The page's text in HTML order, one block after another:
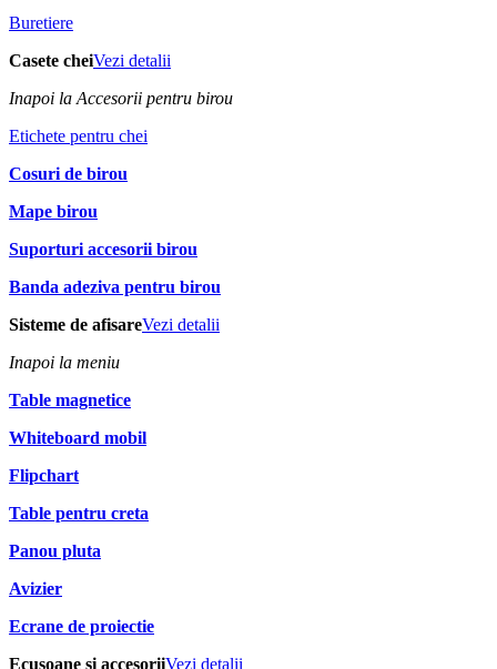
Buretiere
Casete cheiVezi detalii
Inapoi la Accesorii pentru birou
Etichete pentru chei
Cosuri de birou
Mape birou
Suporturi accesorii birou
Banda adeziva pentru birou
Sisteme de afisareVezi detalii
Inapoi la meniu
Table magnetice
Whiteboard mobil
Flipchart
Table pentru creta
Panou pluta
Avizier
Ecrane de proiectie
Ecusoane si accesoriiVezi detalii